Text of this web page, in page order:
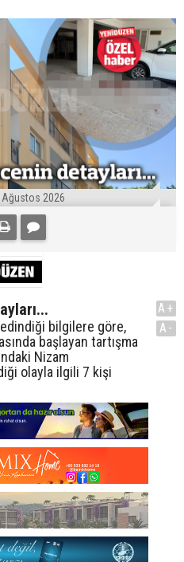
Ağustos 2026
bilgilere göre,
başlayan tartışma
Nizam
olayla ilgili 7 kişi
A+
A-